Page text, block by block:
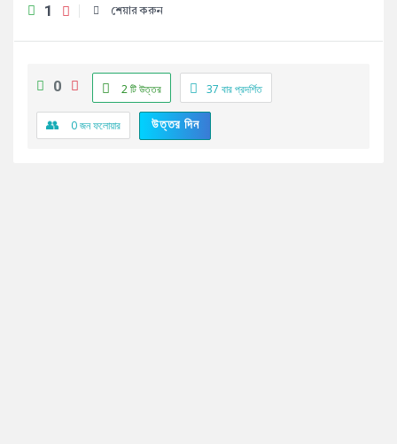
1 শেয়ার করুন
0 2 টি উত্তর 37 বার প্রদর্শিত
0জন ফলোয়ার উত্তর দিন